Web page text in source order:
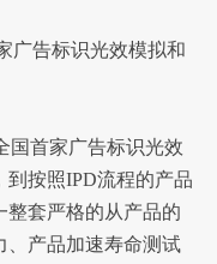
广告标识光效模拟和
国首家广告标识光效
按照IPD流程的产品
整套严格的从产品的
、产品加速寿命测试